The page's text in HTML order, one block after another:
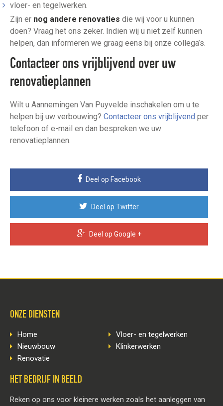
vloer- en tegelwerken.
Zijn er nog andere renovaties die wij voor u kunnen
doen? Vraag het ons zeker. Indien wij u niet zelf kunnen
helpen, dan informeren we graag eens bij onze collega’s.
Contacteer ons vrijblijvend over uw
renovatieplannen
Wilt u Aannemingen Van Puyvelde inschakelen om u te
helpen bij uw verbouwing? Contacteer ons vrijblijvend per
telefoon of e-mail en dan bespreken we uw
renovatieplannen.
Deel op Facebook
Deel op Twitter
Deel op Google +
ONZE DIENSTEN
Home
Nieuwbouw
Renovatie
Vloer- en tegelwerken
Klinkerwerken
HET BEDRIJF IN BEELD
Reken op ons voor kleinere werken zoals het aanleggen van